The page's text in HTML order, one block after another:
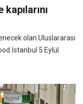
olan Uluslararası
İstanbul 5 Eylül